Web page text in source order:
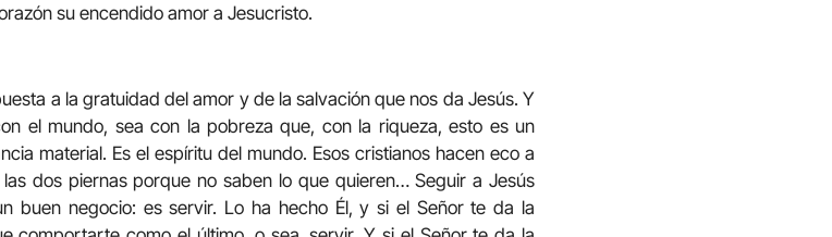
su encendido amor a Jesucristo.
a la gratuidad del amor y de la salvación que nos da Jesús. Y
el mundo, sea con la pobreza que, con la riqueza, esto es un
material. Es el espíritu del mundo. Esos cristianos hacen eco a
dos piernas porque no saben lo que quieren… Seguir a Jesús
buen negocio: es servir. Lo ha hecho Él, y si el Señor te da la